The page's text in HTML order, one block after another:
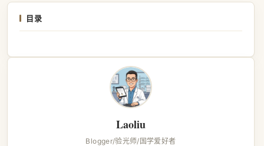
Laoliu
Blogger/验光师/国学爱好者
目录